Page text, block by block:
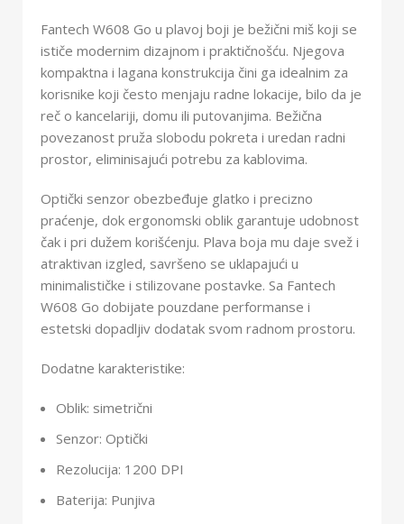
Fantech W608 Go u plavoj boji je bežični miš koji se
ističe modernim dizajnom i praktičnošću. Njegova
kompaktna i lagana konstrukcija čini ga idealnim za
korisnike koji često menjaju radne lokacije, bilo da je
reč o kancelariji, domu ili putovanjima. Bežična
povezanost pruža slobodu pokreta i uredan radni
prostor, eliminisajući potrebu za kablovima.
Optički senzor obezbeđuje glatko i precizno
praćenje, dok ergonomski oblik garantuje udobnost
čak i pri dužem korišćenju. Plava boja mu daje svež i
atraktivan izgled, savršeno se uklapajući u
minimalističke i stilizovane postavke. Sa Fantech
W608 Go dobijate pouzdane performanse i
estetski dopadljiv dodatak svom radnom prostoru.
Dodatne karakteristike:
Oblik: simetrični
Senzor: Optički
Rezolucija: 1200 DPI
Baterija: Punjiva